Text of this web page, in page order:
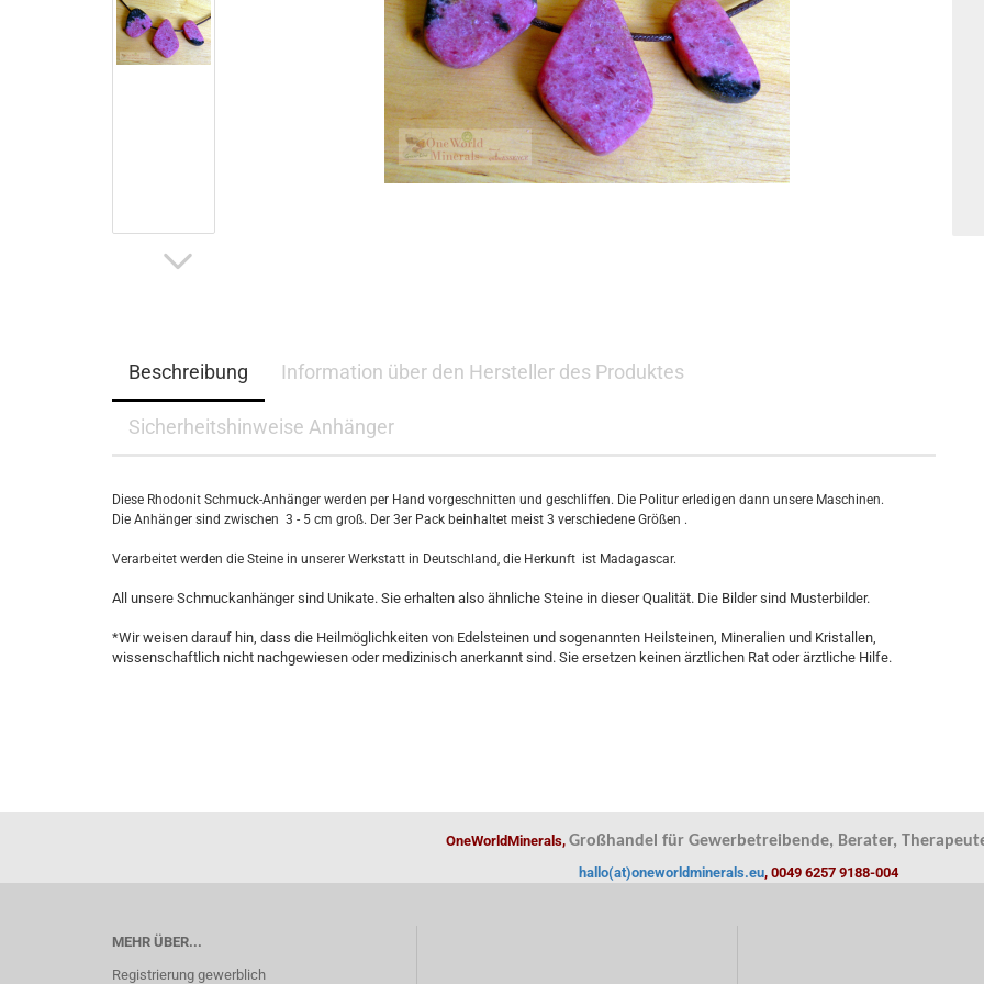
Beschreibung Information über den Hersteller des Produktes
Sicherheitshinweise Anhänger
Diese Rhodonit Schmuck-Anhänger werden per Hand vorgeschnitten und geschliffen. Die Politur erledigen dann unsere Maschinen.
Die Anhänger sind zwischen 3 - 5 cm groß. Der 3er Pack beinhaltet meist 3 verschiedene Größen .
Verarbeitet werden die Steine in unserer Werkstatt in Deutschland, die Herkunft ist Madagascar.
All unsere Schmuckanhänger sind Unikate. Sie erhalten also ähnliche Steine in dieser Qualität. Die Bilder sind Musterbilder.
*Wir weisen darauf hin, dass die Heilmöglichkeiten von Edelsteinen und sogenannten Heilsteinen, Mineralien und Kristallen,
wissenschaftlich nicht nachgewiesen oder medizinisch anerkannt sind. Sie ersetzen keinen ärztlichen Rat oder ärztliche Hilfe.
OneWorldMinerals, Großhandel für Gewerbetreibende, Berater,
hallo(at)oneworldminerals.eu, 0049 6257 9188-004
MEHR ÜBER...
Registrierung gewerblich